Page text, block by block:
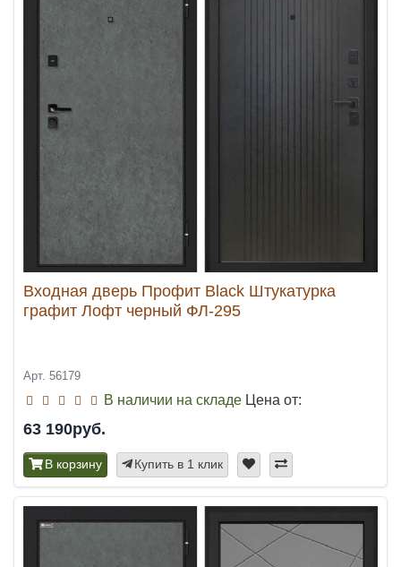
Входная дверь Профит Black Штукатурка
графит Лофт черный ФЛ-295
Арт. 56179
В наличии на складе Цена от:
63 190руб.
В корзину Купить в 1 клик